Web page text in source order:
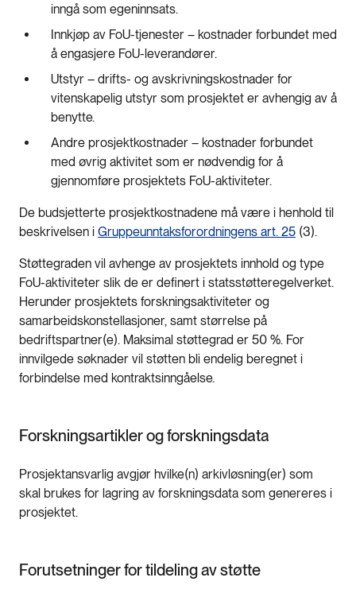
inngå som egeninnsats.
Innkjøp av FoU-tjenester – kostnader forbundet med
å engasjere FoU-leverandører.
Utstyr – drifts- og avskrivningskostnader for
vitenskapelig utstyr som prosjektet er avhengig av å
benytte.
Andre prosjektkostnader – kostnader forbundet
med øvrig aktivitet som er nødvendig for å
gjennomføre prosjektets FoU-aktiviteter.
De budsjetterte prosjektkostnadene må være i henhold til
beskrivelsen i Gruppeunntaksforordningens art. 25 (3).
Støttegraden vil avhenge av prosjektets innhold og type
FoU-aktiviteter slik de er definert i statsstøtteregelverket.
Herunder prosjektets forskningsaktiviteter og
samarbeidskonstellasjoner, samt størrelse på
bedriftspartner(e). Maksimal støttegrad er 50 %. For
innvilgede søknader vil støtten bli endelig beregnet i
forbindelse med kontraktsinngåelse.
Forskningsartikler og forskningsdata
Prosjektansvarlig avgjør hvilke(n) arkivløsning(er) som
skal brukes for lagring av forskningsdata som genereres i
prosjektet.
Forutsetninger for tildeling av støtte